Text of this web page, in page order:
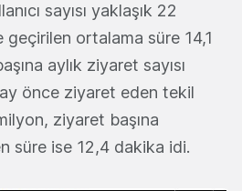
sayısı yaklaşık 22
ortalama süre 14,1
aylık ziyaret sayısı
önce ziyaret eden tekil
ziyaret başına
süre ise 12,4 dakika idi.